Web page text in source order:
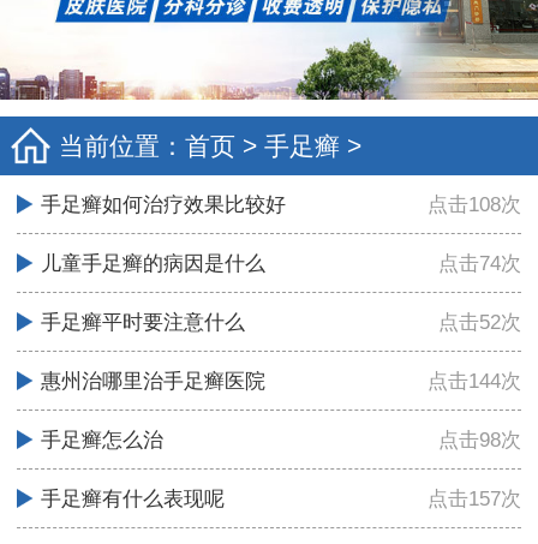
当前位置： 首页 > 手足癣 >
手足癣如何治疗效果比较好 点击108次
儿童手足癣的病因是什么 点击74次
手足癣平时要注意什么 点击52次
惠州治哪里治手足癣医院 点击144次
手足癣怎么治 点击98次
手足癣有什么表现呢 点击157次